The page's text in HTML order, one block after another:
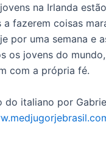
jovens na Irlanda
a fazerem coisas
por uma semana e
os jovens do
com a própria fé.
do italiano por